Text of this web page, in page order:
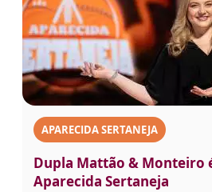
APARECIDA SERTANEJA
Dupla Mattão & Monteiro
Aparecida Sertaneja